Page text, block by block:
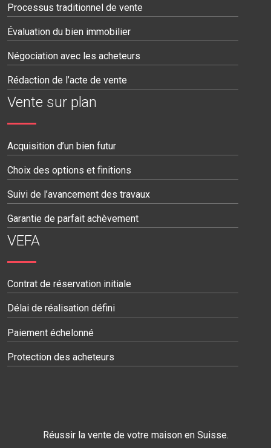
Processus traditionnel de vente
Évaluation du bien immobilier
Négociation avec les acheteurs
Rédaction de l’acte de vente
Vente sur plan
Acquisition d’un bien futur
Choix des options et finitions
Suivi de l’avancement des travaux
Garantie de parfait achèvement
VEFA
Contrat de réservation initiale
Délai de réalisation défini
Paiement échelonné
Protection des acheteurs
Réussir la vente de votre maison en Suisse.